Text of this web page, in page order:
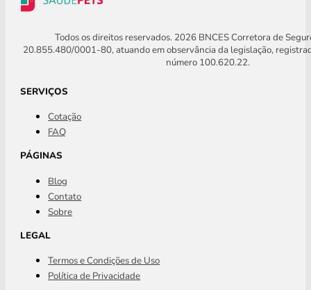
Todos os direitos reservados. 2026 BNCES Corretora de
20.855.480/0001-80, atuando em observância da legislação,
número 100.620.22.
SERVIÇOS
Cotação
FAQ
PÁGINAS
Blog
Contato
Sobre
LEGAL
Termos e Condições de Uso
Política de Privacidade